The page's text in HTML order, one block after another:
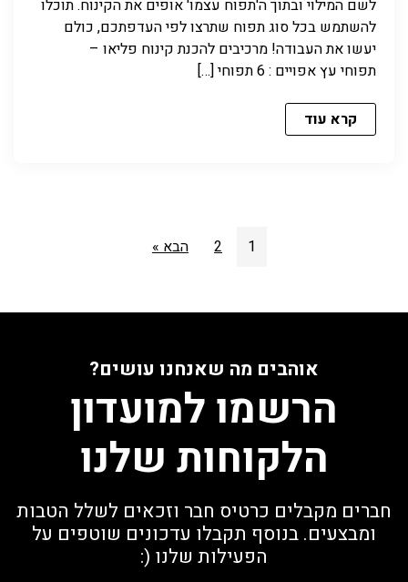
לשם המילוי ובתוך ה'תפוח עצמו' אופים את הקינוח. תוכלו
להשתמש בכל סוג תפוח שתרצו לפי העדפתכם, כולם
יעשו את העבודה! מרכיבים להכנת קינוח פליאו –
תפוחי עץ אפויים : 6 תפוחי […]
קרא עוד
1
2 הבא »
אוהבים מה שאנחנו עושים?
הרשמו למועדון
הלקוחות שלנו
חברים מקבלים כרטיס חבר וזכאים לשלל הטבות
ומבצעים. בנוסף תקבלו עדכונים שוטפים על
הפעילות שלנו (: